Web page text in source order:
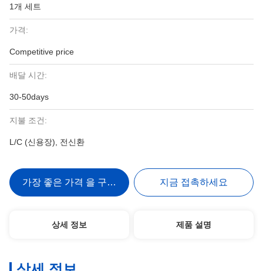
1개 세트
가격:
Competitive price
배달 시간:
30-50days
지불 조건:
L/C (신용장), 전신환
가장 좋은 가격 을 구하라 지금 접촉하세요
상세 정보 제품 설명